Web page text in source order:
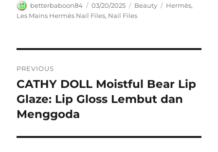
Author
betterbaboon84
Posted
on
03/20/2025 Categories
Beauty Tags
Hermès,
Les Mains Hermès Nail Files, Nail Files
pos
PREVIOUS
Previous
post:
CATHY DOLL Moistful Bear Lip
Glaze: Lip Gloss Lembut dan
Menggoda